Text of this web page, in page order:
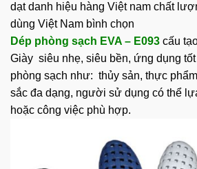
dạt danh hiệu hàng Việt nam chất
dùng Việt Nam bình chọn
Dép phòng sạch EVA – E093 cấu
Giày siêu nhẹ, siêu bền, ứng dụng
phòng sạch như: thủy sản, thực
sắc đa dạng, người sử dụng có thể
hoặc công việc phù hợp.